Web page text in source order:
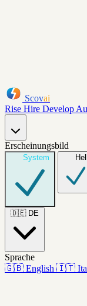
Scovai
Rise Hire Develop
Erscheinungsbild
System Hell
🇩🇪 DE
Sprache
🇬🇧 English 🇮🇹